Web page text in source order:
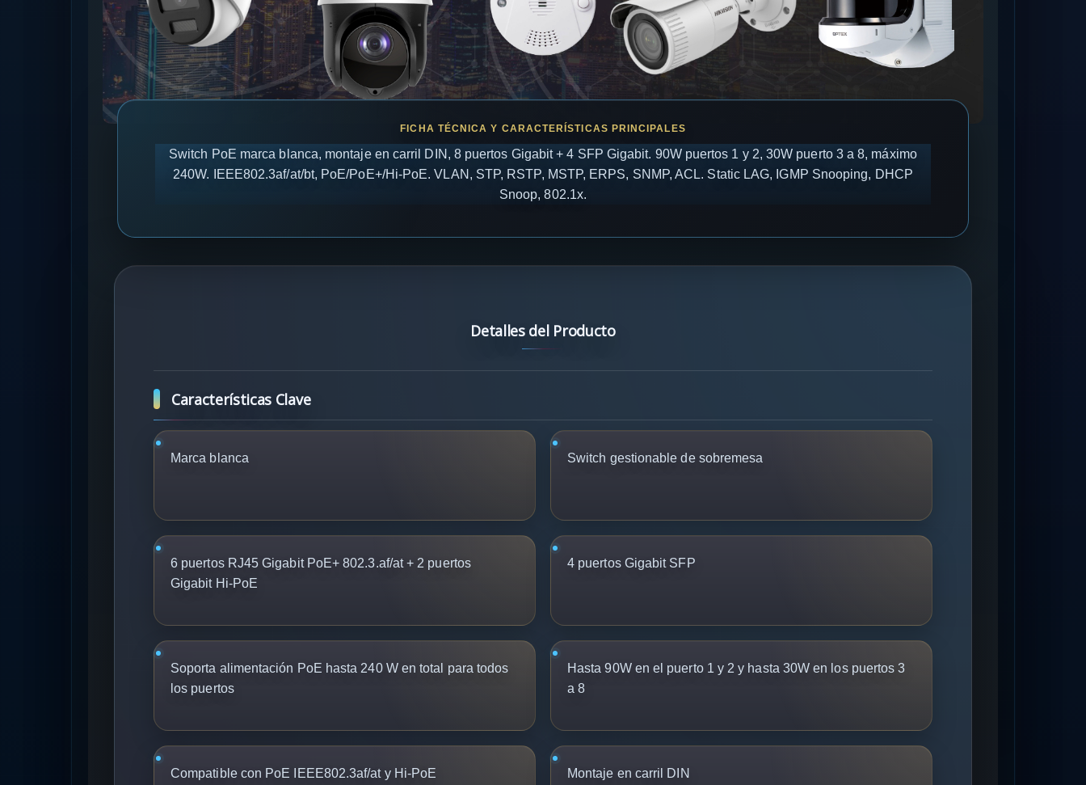
Switch PoE marca blanca, montaje en carril DIN, 8 puertos Gigabit + 4 SFP Gigabit. 90W puertos 1 y 2, 30W puerto 3 a 8, máximo
240W. IEEE802.3af/at/bt, PoE/PoE+/Hi-PoE. VLAN, STP, RSTP, MSTP, ERPS, SNMP, ACL. Static LAG, IGMP Snooping, DHCP
Snoop, 802.1x.
Detalles del Producto
Características Clave
Marca blanca Switch gestionable de sobremesa
6 puertos RJ45 Gigabit PoE+ 802.3.af/at + 2 puertos
Gigabit Hi-PoE
4 puertos Gigabit SFP
Soporta alimentación PoE hasta 240 W en total para todos
los puertos
Hasta 90W en el puerto 1 y 2 y hasta 30W en los puertos 3
a 8
Compatible con PoE IEEE802.3af/at y Hi-PoE Montaje en carril DIN